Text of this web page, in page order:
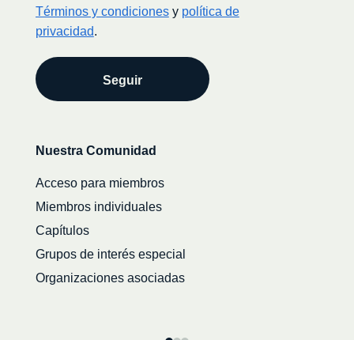
Términos y condicionesy política de
privacidad.
SecondaryNuestra Comunidad
Acceso para miembros
Miembros individuales
Capítulos
Grupos de interés especial
Organizaciones asociadas